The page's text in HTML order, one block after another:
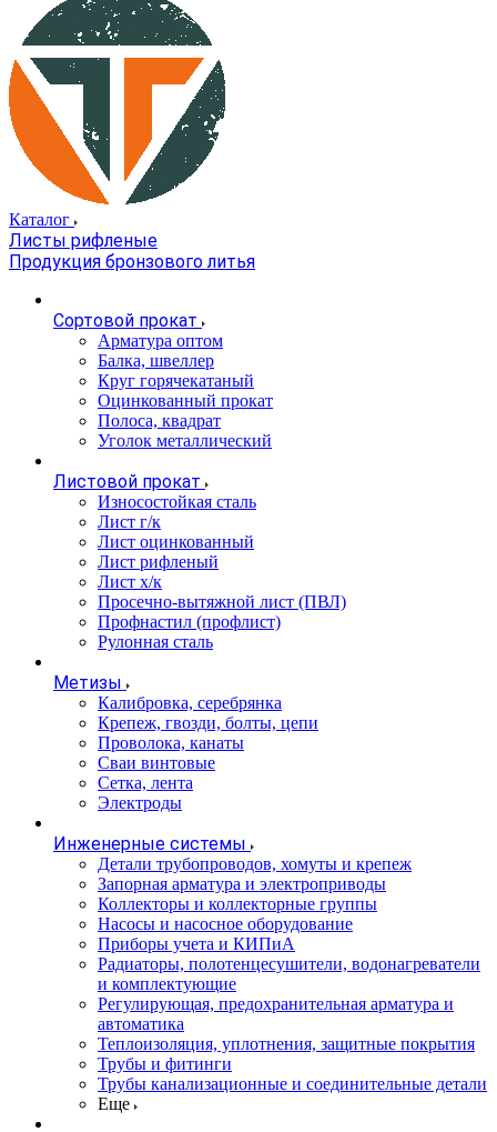
Каталог
Листы рифленые
Продукция бронзового литья
Сортовой прокат
Арматура оптом
Балка, швеллер
Круг горячекатаный
Оцинкованный прокат
Полоса, квадрат
Уголок металлический
Листовой прокат
Износостойкая сталь
Лист г/к
Лист оцинкованный
Лист рифленый
Лист х/к
Просечно-вытяжной лист (ПВЛ)
Профнастил (профлист)
Рулонная сталь
Метизы
Калибровка, серебрянка
Крепеж, гвозди, болты, цепи
Проволока, канаты
Сваи винтовые
Сетка, лента
Электроды
Инженерные системы
Детали трубопроводов, хомуты и крепеж
Запорная арматура и электроприводы
Коллекторы и коллекторные группы
Насосы и насосное оборудование
Приборы учета и КИПиА
Радиаторы, полотенцесушители, водонагреватели
и комплектующие
Регулирующая, предохранительная арматура и
автоматика
Теплоизоляция, уплотнения, защитные покрытия
Трубы и фитинги
Трубы канализационные и соединительные детали
Еще